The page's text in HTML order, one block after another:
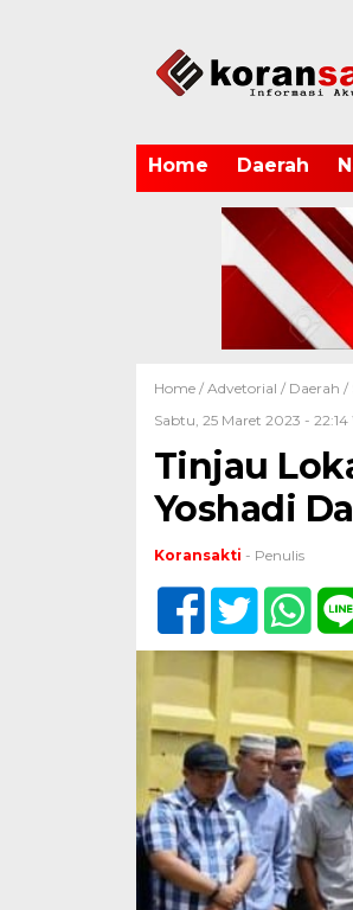
Home Daerah
Home / Advetorial / Daerah /
Sabtu, 25 Maret 2023 - 22:14
Tinjau
Yoshadi
Koransakti - Penulis